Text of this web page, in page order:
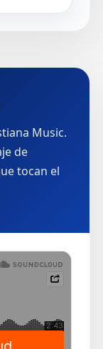
Music.
de
tocan el